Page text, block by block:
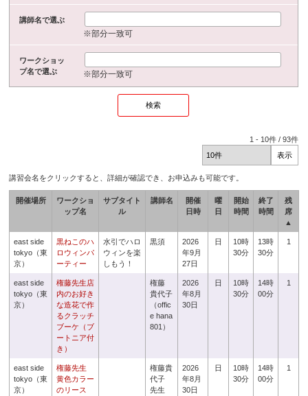
講師名で選ぶ
※部分一致可
ワークショッ
プ名で選ぶ
※部分一致可
1 - 10件 /93件
講習会名をクリックすると、詳細が確認でき、お申込みも可能です。
開催場所
ワークショ
ップ名
サブタイト
ル
講師名
開催
日時
曜
日
開始
時間
終了
時間
残
席
▲
east side
tokyo（東
京）
黒ねこのハ
ロウィンパ
ーティー
水引でハロ
ウィンを楽
しもう！
黒須
2026
年9月
27日
日
10時
30分
13時
30分
1
east side
tokyo（東
京）
権藤先生店
内のお好き
な造花で作
るクラッチ
ブーケ（ブ
ートニア付
き）
権藤
貴代子
（offic
e hana
801）
2026
年8月
30日
日
10時
30分
14時
00分
1
east side
tokyo（東
京）
権藤先生
黄色カラー
のリース
権藤貴
代子
先生
2026
年8月
30日
日
10時
30分
14時
00分
1